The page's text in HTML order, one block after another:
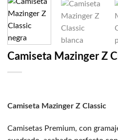
Camiseta Mazinger Z
Camiseta Mazinger Z Classic
Camisetas Premium, con